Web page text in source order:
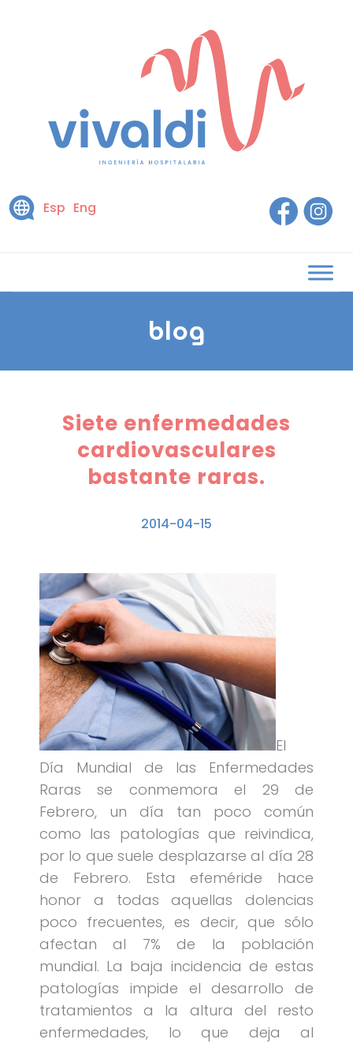
Esp Eng
blog
Siete enfermedades
cardiovasculares
bastante raras.
2014-04-15
El
Día Mundial de las Enfermedades
Raras se conmemora el 29 de
Febrero, un día tan poco común
como las patologías que reivindica,
por lo que suele desplazarse al día 28
de Febrero. Esta efeméride hace
honor a todas aquellas dolencias
poco frecuentes, es decir, que sólo
afectan al 7% de la población
mundial. La baja incidencia de estas
patologías impide el desarrollo de
tratamientos a la altura del resto
enfermedades, lo que deja al